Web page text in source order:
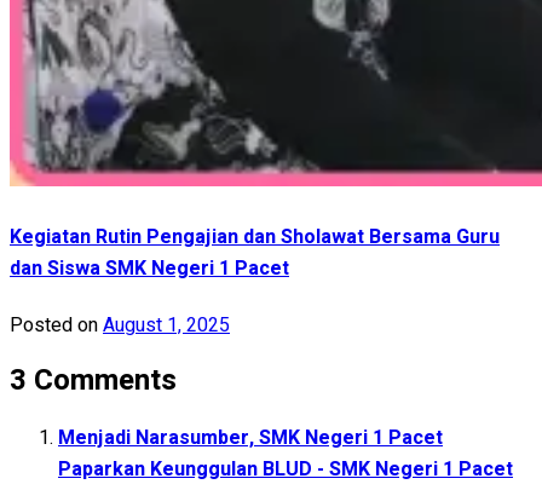
Kegiatan Rutin Pengajian dan Sholawat Bersama Guru
dan Siswa SMK Negeri 1 Pacet
Posted onAugust 1, 2025
3 Comments
Menjadi Narasumber, SMK Negeri 1 Pacet
Paparkan Keunggulan BLUD - SMK Negeri 1 Pacet